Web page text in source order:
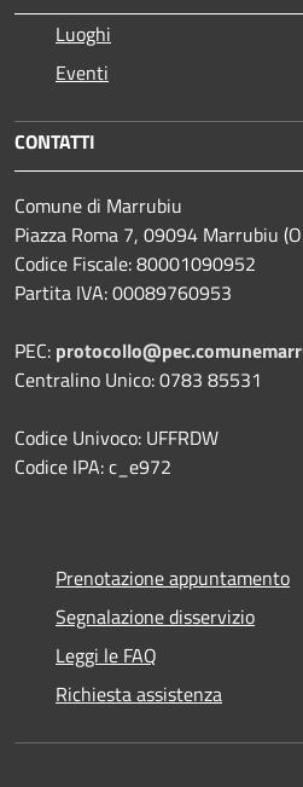
Luoghi
Eventi
CONTATTI
Comune di Marrubiu
Piazza Roma 7, 09094 Marrubiu
Codice Fiscale: 80001090952
Partita IVA: 00089760953
PEC:
Centralino Unico: 0783 85531
Codice Univoco: UFFRDW
Codice IPA: c_e972
Prenotazione appuntamento
Segnalazione disservizio
Leggi le FAQ
Richiesta assistenza